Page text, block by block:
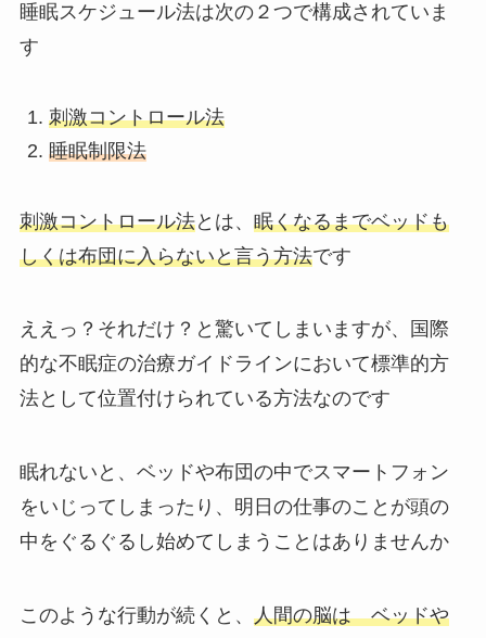
睡眠スケジュール法は次の２つで構成されていま
す
刺激コントロール法
睡眠制限法
刺激コントロール法とは、 眠くなるまでベッドも
しくは布団に入らないと言う方法です
ええっ？それだけ？と驚いてしまいますが、国際
的な不眠症の治療ガイドラインにおいて標準的方
法として位置付けられている方法なのです
眠れないと、ベッドや布団の中でスマートフォン
をいじってしまったり、明日の仕事のことが頭の
中をぐるぐるし始めてしまうことはありませんか
このような行動が続くと、 人間の脳は ベッドや